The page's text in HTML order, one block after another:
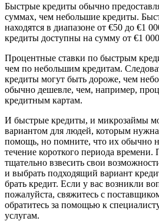
Быстрые кредиты обычно
суммах, чем небольшие кредиты.
находятся в диапазоне от €50 до €1
кредиты доступны на сумму от €1
Процентные ставки по быстрым
чем по небольшим кредитам.
кредиты могут быть дороже, чем
обычно дешевле, чем, например,
кредитным картам.
И быстрые кредиты, и микрозаймы
вариантом для людей, которым
помощь, но помните, что их обычно
течение короткого периода
тщательно взвесить свои
и выбрать подходящий вариант
брать кредит. Если у вас возникли
пожалуйста, свяжитесь с
обратитесь за помощью к
услугам.